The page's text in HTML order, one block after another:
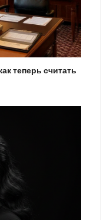
теперь считать